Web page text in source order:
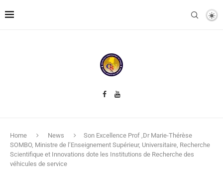
Home News
Son Excellence Prof ,Dr Marie-Thérèse
SOMBO, Ministre de l’Enseignement Supérieur, Universitaire, Recherche
Scientifique et Innovations dote les Institutions de Recherche des
véhicules de service